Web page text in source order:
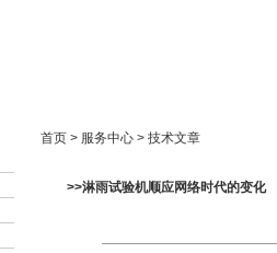
首页 > 服务中心 > 技术文章
>>淋雨试验机顺应网络时代的变化